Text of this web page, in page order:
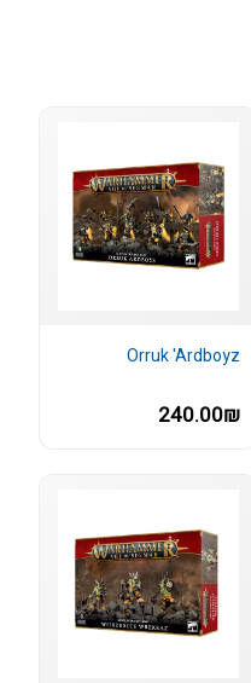
Orruk 'Ardboyz
240.00₪